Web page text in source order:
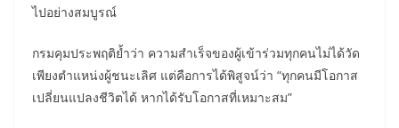
ไปอย่างสมบูรณ์
กรมคุมประพฤติย้ำว่า ความสำเร็จของผู้เข้าร่วมทุกคนไม่ได้วัด
เพียงตำแหน่งผู้ชนะเลิศ แต่คือการได้พิสูจน์ว่า “ทุกคนมีโอกาส
เปลี่ยนแปลงชีวิตได้ หากได้รับโอกาสที่เหมาะสม”